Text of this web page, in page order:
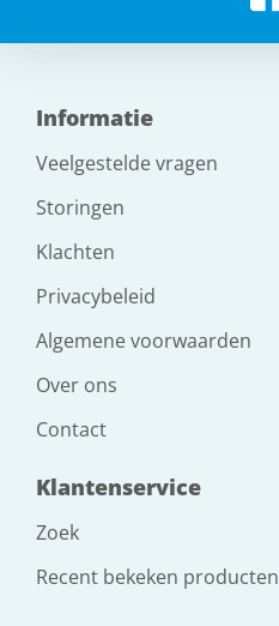
Informatie
Veelgestelde vragen
Storingen
Klachten
Privacybeleid
Algemene voorwaarden
Over ons
Contact
Klantenservice
Zoek
Recent bekeken producten